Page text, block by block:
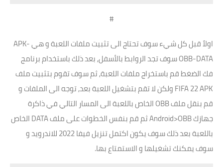
#
اولاً قبل كل شيء سوف تحتاج الى تثبيت ملفات اللعبة و هي APK-
OBB-DATA سوف تجد الروابط بالأسفل, بعد ذلك باستخدام برنامج
فك الضغط قم باستخراج ملفات اللعبة, ثم سوف تقوم بتثبيت ملف
FIFA 22 APK ولكن لا تقم بتشغيل اللعبة بعد, توجه الى الملفات و
قم بنقل ملف OBB الخاص باللعبة الى المسار التالي في ذاكرة
جهازك Android>OBB ثم قم بنفس الخطوات على ملف DATA الخاص
باللعبة بعد ذلك سوف يكون اكتمل تنزيل فيفا 2022 للاندرويد و
سوف يمكنك تشغيلها و الاستمتاع بها.